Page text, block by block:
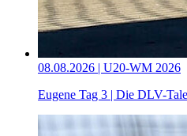
08.08.2026 | U20-WM 2026
Eugene Tag 3 | Die DLV-